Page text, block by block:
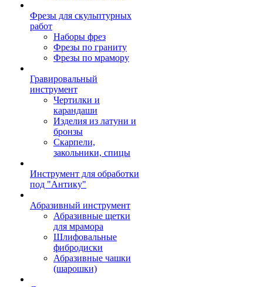
Фрезы для скульптурных
работ
Наборы фрез
Фрезы по граниту
Фрезы по мрамору
Гравировальный
инструмент
Чертилки и
карандаши
Изделия из латуни и
бронзы
Скарпели,
закольники, спицы
Инструмент для обработки
под "Антику"
Абразивный инструмент
Абразивные щетки
для мрамора
Шлифовальные
фибродиски
Абразивные чашки
(шарошки)